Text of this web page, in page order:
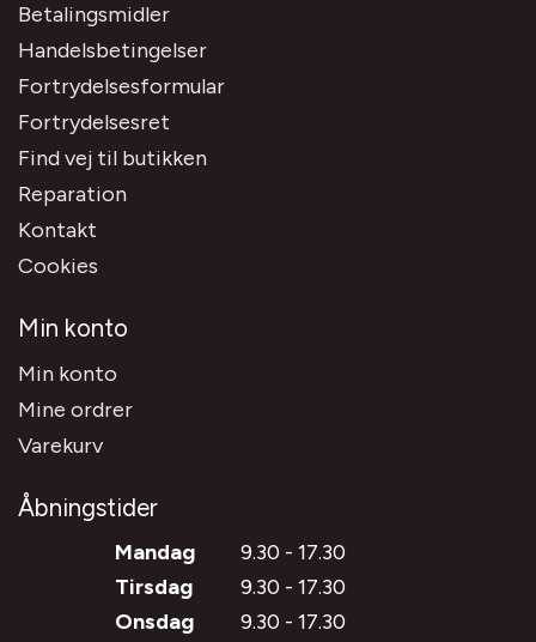
Betalingsmidler
Handelsbetingelser
Fortrydelsesformular
Fortrydelsesret
Find vej til butikken
Reparation
Kontakt
Cookies
Min konto
Min konto
Mine ordrer
Varekurv
Åbningstider
Mandag
9.30 - 17.30
Tirsdag
9.30 - 17.30
Onsdag
9.30 - 17.30